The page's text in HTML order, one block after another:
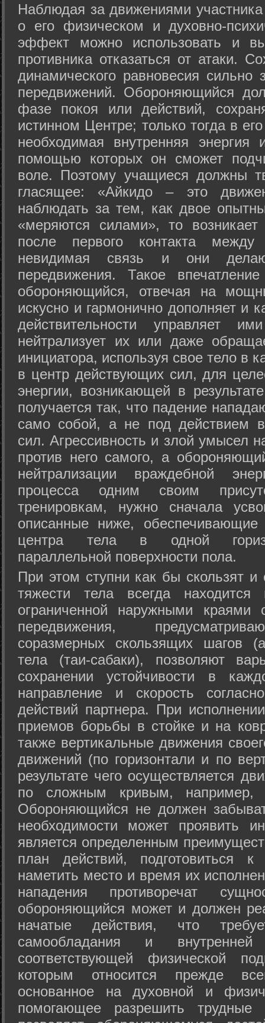
Hаблюдая за движениями
о его физическом и духовно-
эффект можно использовать и
противника отказаться от атаки.
динамического равновесия сильно
передвижений. Обороняющийся
фазе покоя или действий,
истинном Центре; только тогда в
необходимая внутренняя
помощью которых он сможет
воле. Поэтому учащиеся должны
гласящее: «Айкидо – это
наблюдать за тем, как двое
«меряются силами», то возникает
после первого контакта
невидимая связь и они
передвижения. Такое
обороняющийся, отвечая на
искусно и гармонично дополняет и
действительности управляет
нейтрализует их или даже
инициатора, используя свое тело в
в центр действующих сил, для
энергии, возникающей в
получается так, что падение
само собой, а не под действием
сил. Агрессивность и злой умысел
против него самого, а
нейтрализации враждебной
процесса одним своим
тренировкам, нужно сначала
описанные ниже, обеспечивающие
центра тела в одной
параллельной поверхности пола.
При этом ступни как бы скользят
тяжести тела всегда
ограниченной наружными краями
передвижения,
соразмерных скользящих шагов
тела (таи-сабаки), позволяют
сохранении устойчивости в
направление и скорость
действий партнера. При
приемов борьбы в стойке и на
также вертикальные движения
движений (по горизонтали и по
результате чего осуществляется
по сложным кривым, например,
Обороняющийся не должен
необходимости может проявить
является определенным
план действий, подготовиться
наметить место и время их
нападения противоречат
обороняющийся может и должен
начатые действия, что
самообладания и
соответствующей физической
которым относится прежде
основанное на духовной и
помогающее разрешить